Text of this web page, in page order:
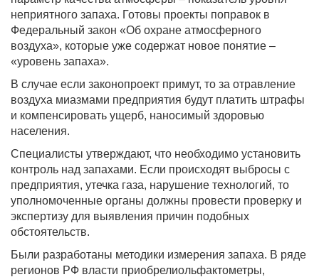
неприятного запаха. Готовы проекты поправок в
Федеральный закон «Об охране атмосферного
воздуха», которые уже содержат новое понятие –
«уровень запаха».
В случае если законопроект примут, то за отравление
воздуха миазмами предприятия будут платить штрафы
и компенсировать ущерб, наносимый здоровью
населения.
Специалисты утверждают, что необходимо установить
контроль над запахами. Если происходят выбросы с
предприятия, утечка газа, нарушение технологий, то
уполномоченные органы должны провести проверку и
экспертизу для выявления причин подобных
обстоятельств.
Были разработаны методики измерения запаха. В ряде
регионов РФ власти приобрелиольфактометры,